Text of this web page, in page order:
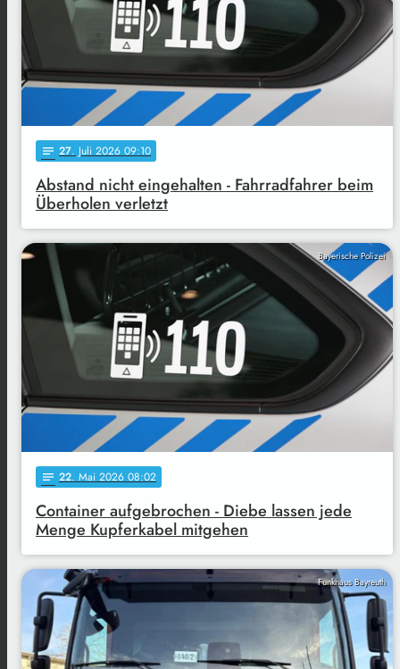
notes 27. Juli 2026 09:10
Abstand nicht eingehalten - Fahrradfahrer beim
Überholen verletzt
Bayerische Polizei
notes 22. Mai 2026 08:02
Container aufgebrochen - Diebe lassen jede
Menge Kupferkabel mitgehen
Funkhaus Bayreuth